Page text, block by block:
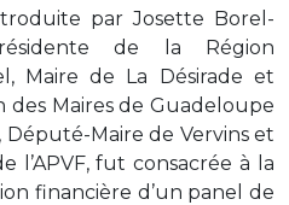
par Josette Borel-
de la Région
Maire de La Désirade et
des Maires de Guadeloupe
Maire de Vervins et
l’APVF, fut consacrée à la
financière d’un panel de